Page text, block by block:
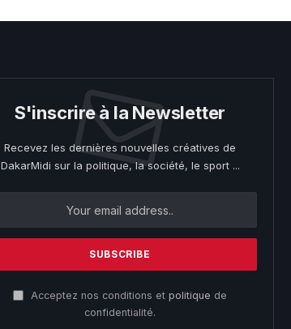
S'inscrire à la Newsletter
Recevez les dernières nouvelles créatives de
DakarMidi sur la politique, la société, le sport ...
Acceptez nos conditions et politique de
confidentialité.